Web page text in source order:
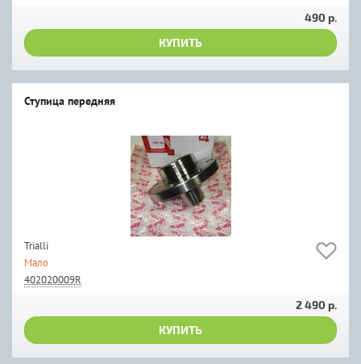
490 р.
КУПИТЬ
Ступица передняя
Trialli
Мало
402020009R
2 490 р.
КУПИТЬ